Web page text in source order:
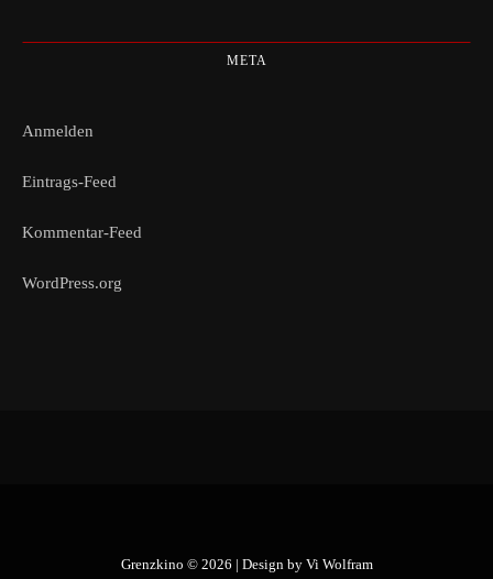
META
Anmelden
Eintrags-Feed
Kommentar-Feed
WordPress.org
Grenzkino © 2026 | Design by Vi Wolfram